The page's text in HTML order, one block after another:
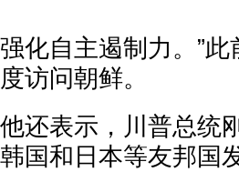
强化自主遏制力。”
度访问朝鲜。
他还表示，川普总统
韩国和日本等友邦国